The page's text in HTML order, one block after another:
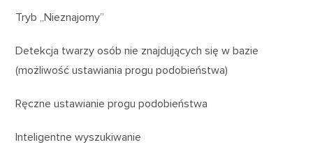
Tryb „Nieznajomy”
Detekcja twarzy osób nie znajdujących się w bazie
(możliwość ustawiania progu podobieństwa)
Ręczne ustawianie progu podobieństwa
Inteligentne wyszukiwanie